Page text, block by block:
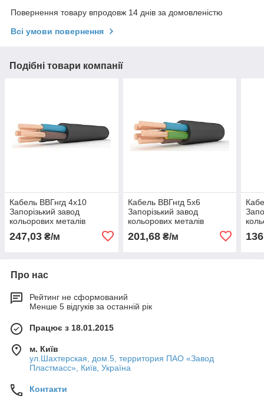
Повернення товару впродовж 14 днів за домовленістю
Всі умови повернення
Подібні товари компанії
Кабель ВВГнгд 4х10
Запорізький завод
кольорових металів
247,03 ₴/м
Кабель ВВГнгд 5х6
Запорізький завод
кольорових металів
201,68₴/м
Про нас
Рейтинг не сформований
Менше 5 відгуків за останній рік
Працює з 18.01.2015
м. Київ
ул.Шахтерская, дом.5, территория ПАО «Завод
Пластмасс», Київ, Україна
Контакти